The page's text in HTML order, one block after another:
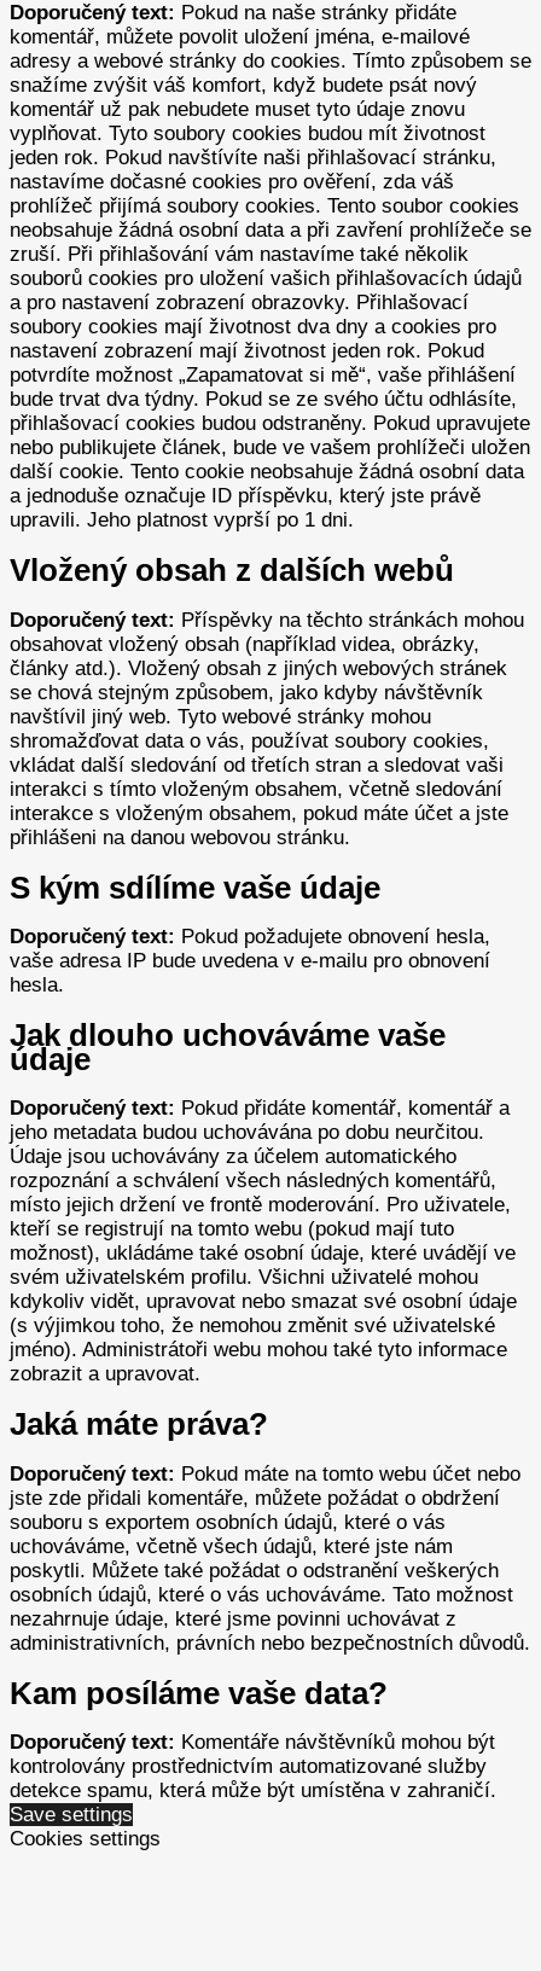
Doporučený text: Pokud na naše stránky přidáte
komentář, můžete povolit uložení jména, e-mailové
adresy a webové stránky do cookies. Tímto způsobem se
snažíme zvýšit váš komfort, když budete psát nový
komentář už pak nebudete muset tyto údaje znovu
vyplňovat. Tyto soubory cookies budou mít životnost
jeden rok. Pokud navštívíte naši přihlašovací stránku,
nastavíme dočasné cookies pro ověření, zda váš
prohlížeč přijímá soubory cookies. Tento soubor cookies
neobsahuje žádná osobní data a při zavření prohlížeče se
zruší. Při přihlašování vám nastavíme také několik
souborů cookies pro uložení vašich přihlašovacích údajů
a pro nastavení zobrazení obrazovky. Přihlašovací
soubory cookies mají životnost dva dny a cookies pro
nastavení zobrazení mají životnost jeden rok. Pokud
potvrdíte možnost „Zapamatovat si mě“, vaše přihlášení
bude trvat dva týdny. Pokud se ze svého účtu odhlásíte,
přihlašovací cookies budou odstraněny. Pokud upravujete
nebo publikujete článek, bude ve vašem prohlížeči uložen
další cookie. Tento cookie neobsahuje žádná osobní data
a jednoduše označuje ID příspěvku, který jste právě
upravili. Jeho platnost vyprší po 1 dni.
Vložený obsah z dalších webů
Doporučený text: Příspěvky na těchto stránkách mohou
obsahovat vložený obsah (například videa, obrázky,
články atd.). Vložený obsah z jiných webových stránek
se chová stejným způsobem, jako kdyby návštěvník
navštívil jiný web. Tyto webové stránky mohou
shromažďovat data o vás, používat soubory cookies,
vkládat další sledování od třetích stran a sledovat vaši
interakci s tímto vloženým obsahem, včetně sledování
interakce s vloženým obsahem, pokud máte účet a jste
přihlášeni na danou webovou stránku.
S kým sdílíme vaše údaje
Doporučený text: Pokud požadujete obnovení hesla,
vaše adresa IP bude uvedena v e-mailu pro obnovení
hesla.
Jak dlouho uchováváme vaše
údaje
Doporučený text: Pokud přidáte komentář, komentář a
jeho metadata budou uchovávána po dobu neurčitou.
Údaje jsou uchovávány za účelem automatického
rozpoznání a schválení všech následných komentářů,
místo jejich držení ve frontě moderování. Pro uživatele,
kteří se registrují na tomto webu (pokud mají tuto
možnost), ukládáme také osobní údaje, které uvádějí ve
svém uživatelském profilu. Všichni uživatelé mohou
kdykoliv vidět, upravovat nebo smazat své osobní údaje
(s výjimkou toho, že nemohou změnit své uživatelské
jméno). Administrátoři webu mohou také tyto informace
zobrazit a upravovat.
Jaká máte práva?
Doporučený text: Pokud máte na tomto webu účet nebo
jste zde přidali komentáře, můžete požádat o obdržení
souboru s exportem osobních údajů, které o vás
uchováváme, včetně všech údajů, které jste nám
poskytli. Můžete také požádat o odstranění veškerých
osobních údajů, které o vás uchováváme. Tato možnost
nezahrnuje údaje, které jsme povinni uchovávat z
administrativních, právních nebo bezpečnostních důvodů.
Kam posíláme vaše data?
Doporučený text: Komentáře návštěvníků mohou být
kontrolovány prostřednictvím automatizované služby
detekce spamu, která může být umístěna v zahraničí.
Save settings
Cookies settings